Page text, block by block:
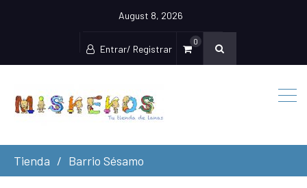
August 8, 2026
Entrar/ Registrar
0
Tienda Barrio Sésamo